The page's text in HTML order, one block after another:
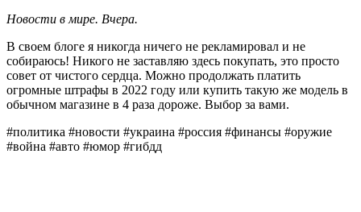
Новости в мире. Вчера.
В своем блоге я никогда ничего не рекламировал и не
собираюсь! Никого не заставляю здесь покупать, это просто
совет от чистого сердца. Можно продолжать платить
огромные штрафы в 2022 году или купить такую же модель в
обычном магазине в 4 раза дороже. Выбор за вами.
#политика #новости #украина #россия #финансы #оружие
#война #авто #юмор #гибдд